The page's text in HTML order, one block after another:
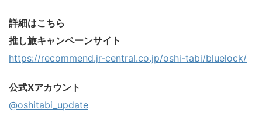
詳細はこちら
推し旅キャンペーンサイト
https://recommend.jr-central.co.jp/oshi-tabi/bluelock/
公式Xアカウント
@oshitabi_update